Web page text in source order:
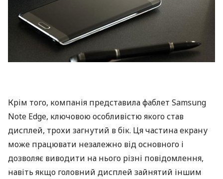
Крім того, компанія представила фаблет Samsung
Note Edge, ключовою особливістю якого став
дисплей, трохи загнутий в бік. Ця частина екрану
може працювати незалежно від основного і
дозволяє виводити на нього різні повідомлення,
навіть якщо головний дисплей зайнятий іншим